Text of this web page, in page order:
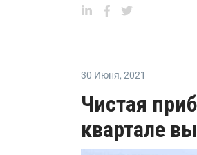
30 Июня, 2021
Чистая
квартале